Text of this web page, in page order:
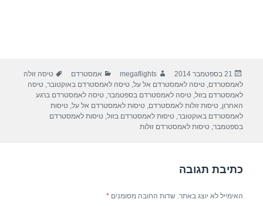
פורסם
בתאריך
21 בספטמבר 2014 מחבר
megaflights קטגוריות
אמסטרדם תגיות
טיסה זולה
לאמסטרדם,טיסה לאמסטרדם אל על,טיסה לאמסטרדם באוקטובר,טיסה
לאמסטרדם בזול,טיסה לאמסטרדם בספטמבר,טיסה לאמסטרדם ברגע
האחרון,טיסות זולות לאמסטרדם,טיסות לאמסטרדם אל על,טיסות
לאמסטרדם באוקטובר,טיסות לאמסטרדם בזול,טיסות לאמסטרדם
בספטמבר,טיסות לאמסטרדם זולות
כתיבת תגובה
האימייל לא יוצג באתר. שדות החובה מסומנים*